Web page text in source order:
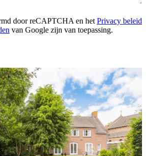
door reCAPTCHA en het Privacy beleid
van Google zijn van toepassing.